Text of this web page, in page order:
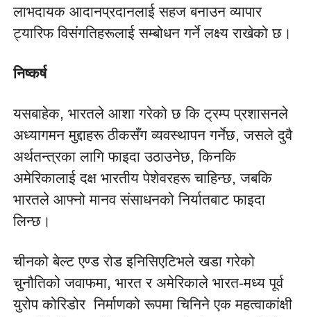
लाभदायक आदानप्रदानलाई सहज बनाउन व्यापार
ट्यारिफ विसंगतिहरूलाई सम्बोधन गर्ने लक्ष्य राखेको छ।
निष्कर्ष
यसबाहेक, भारतले आशा गरेको छ कि ट्रम्प प्रशासनले
अध्यागमन मुद्दाहरू ठीकसँग व्यवस्थापन गर्नेछ, जसले दुवै
अर्थतन्त्रका लागि फाइदा उठाउनेछ, किनकि
अमेरिकालाई दक्ष भारतीय पेशेवरहरू चाहिन्छ, जबकि
भारतले आफ्नो मानव संसाधनको निर्यातबाट फाइदा
लिन्छ।
चीनको बेल्ट एण्ड रोड इनिसिएटिभले खडा गरेको
चुनौतिको जवाफमा, भारत र अमेरिकाले भारत-मध्य पूर्व
युरोप कोरिडोर  निर्माणको रूपमा चिनिने एक महत्वाकांक्षी